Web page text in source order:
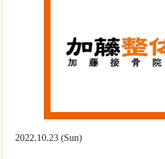
2022.10.23 (Sun)